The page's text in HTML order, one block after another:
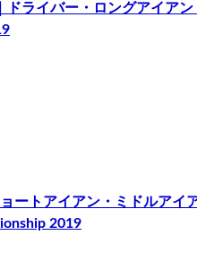
ライバー・ロングアイア
ートアイアン・ミドルアイ
2019